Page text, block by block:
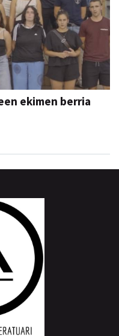
ekimen berria